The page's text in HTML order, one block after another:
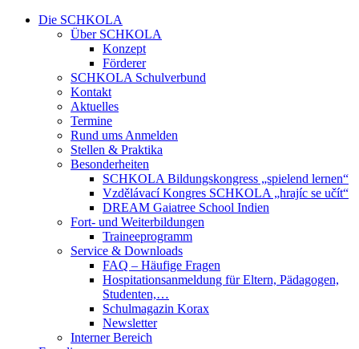
Die SCHKOLA
Über SCHKOLA
Konzept
Förderer
SCHKOLA Schulverbund
Kontakt
Aktuelles
Termine
Rund ums Anmelden
Stellen & Praktika
Besonderheiten
SCHKOLA Bildungskongress „spielend lernen“
Vzdělávací Kongres SCHKOLA „hrajíc se učít“
DREAM Gaiatree School Indien
Fort- und Weiterbildungen
Traineeprogramm
Service & Downloads
FAQ – Häufige Fragen
Hospitationsanmeldung für Eltern, Pädagogen,
Studenten,…
Schulmagazin Korax
Newsletter
Interner Bereich